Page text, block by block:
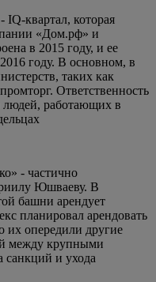
квартал, которая
«Дом.рф» и
в 2015 году, и ее
году. В основном, в
таких как
Ответственность
людей, работающих в
- частично
Юшваеву. В
башни арендует
планировал арендовать
их опередили другие
между крупными
санкций и ухода